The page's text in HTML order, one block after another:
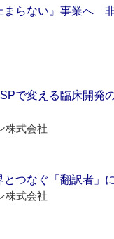
まらない』事業へ
で変える臨床開発
株式会社
とつなぐ「翻訳者」
株式会社